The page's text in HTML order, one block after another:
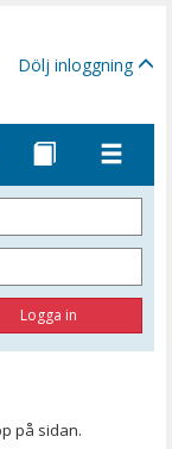
Dölj inloggning
Logga in
på sidan.